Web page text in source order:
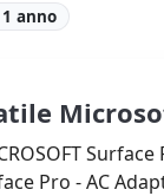
· Webcam
anno
Pro - AC